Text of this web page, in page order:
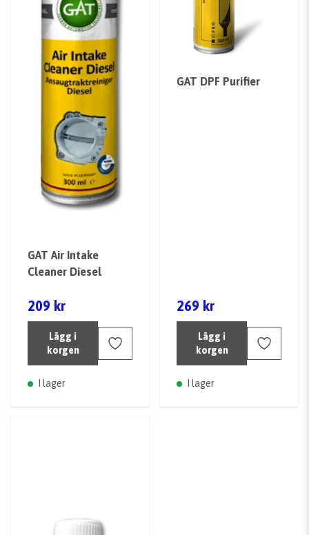
GAT Air Intake
Cleaner Diesel
209 kr
Lägg i
korgen
I lager
GAT DPF Purifier
269 kr
Lägg i
korgen
I lager